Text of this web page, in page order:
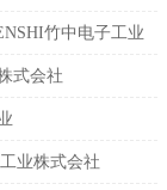
竹中电子工业
式会社
业株式会社